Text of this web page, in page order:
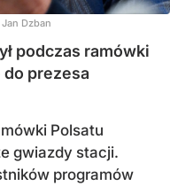
Jan Dzban
podczas ramówki
do prezesa
Polsatu
gwiazdy stacji.
programów